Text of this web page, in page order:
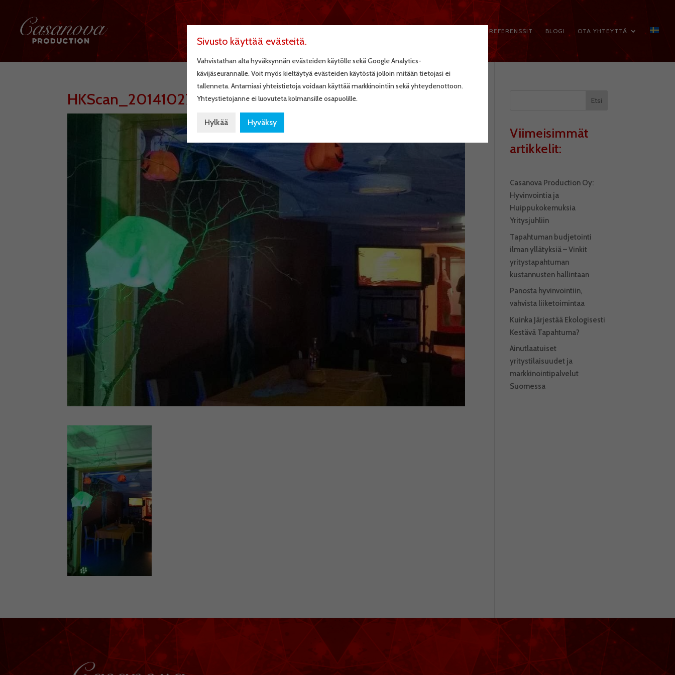
REFERENSSIT BLOGI OTA YHTEYTTÄ
HKScan_20141027_016 Etsi
Viimeisimmät
artikkelit:
Casanova Production Oy:
Hyvinvointia ja
Huippukokemuksia
Yritysjuhliin
Tapahtuman budjetointi
ilman yllätyksiä – Vinkit
yritystapahtuman
kustannusten hallintaan
Panosta hyvinvointiin,
vahvista liiketoimintaa
Kuinka Järjestää Ekologisesti
Kestävä Tapahtuma?
Ainutlaatuiset
yritystilaisuudet ja
markkinointipalvelut
Suomessa
Sivusto käyttää evästeitä.
Vahvistathan alta hyväksynnän evästeiden käytölle sekä Google Analytics-
kävijäseurannalle. Voit myös kieltäytyä evästeiden käytöstä jolloin mitään tietojasi ei
tallenneta. Antamiasi yhteistietoja voidaan käyttää markkinointiin sekä yhteydenottoon.
Yhteystietojanne ei luovuteta kolmansille osapuolille.
Hylkää Hyväksy